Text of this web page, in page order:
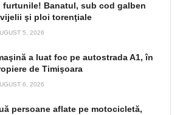
furtunile! Banatul, sub cod galben
şi ploi torenţiale
5, 2026
a luat foc pe autostrada A1, în
de Timişoara
6, 2026
persoane aflate pe motocicletă,